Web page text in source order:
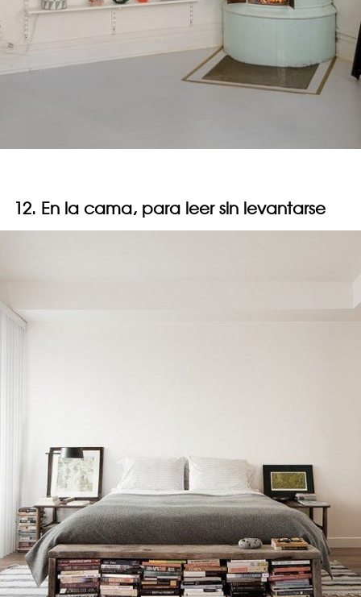
12. En la cama, para leer sin levantarse